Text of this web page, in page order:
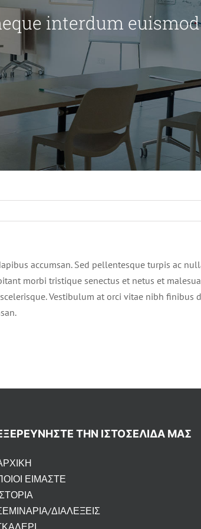
interdum
accumsan. Sed pellentesque turpis ac
morbi tristique senectus et netus et
Vestibulum at orci vitae nibh
ΤΗΝ ΙΣΤΟΣΕΛΊΔΑ ΜΑΣ
ΕΙΜΑΣΤΕ
ΔΙΑΛΕΞΕΙΣ